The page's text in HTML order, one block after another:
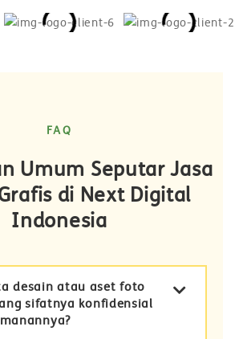
FAQ
Umum Seputar Jasa
di Next Digital
Indonesia
desain atau aset foto
sifatnya konfidensial